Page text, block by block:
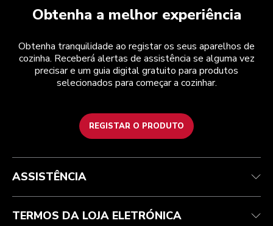
Obtenha a melhor experiência
Obtenha tranquilidade ao registar os seus aparelhos de
cozinha. Receberá alertas de assistência se alguma vez
precisar e um guia digital gratuito para produtos
selecionados para começar a cozinhar.
REGISTAR O PRODUTO
Health Check
Atendimento ao cliente
Acompanhar a sua encomenda
Garantia e documentos
Perguntas frequentes
Termos e condições
Envio e entrega
Devoluções e reembolsos
Marca
ODR
A marca
A nossa história
ASSISTÊNCIA
TERMOS DA LOJA ELETRÓNICA